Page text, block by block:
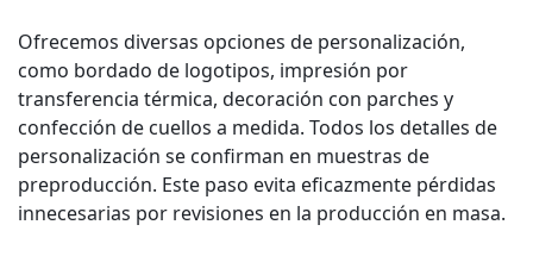
Ofrecemos diversas opciones de personalización,
como bordado de logotipos, impresión por
transferencia térmica, decoración con parches y
confección de cuellos a medida. Todos los detalles de
personalización se confirman en muestras de
preproducción. Este paso evita eficazmente pérdidas
innecesarias por revisiones en la producción en masa.